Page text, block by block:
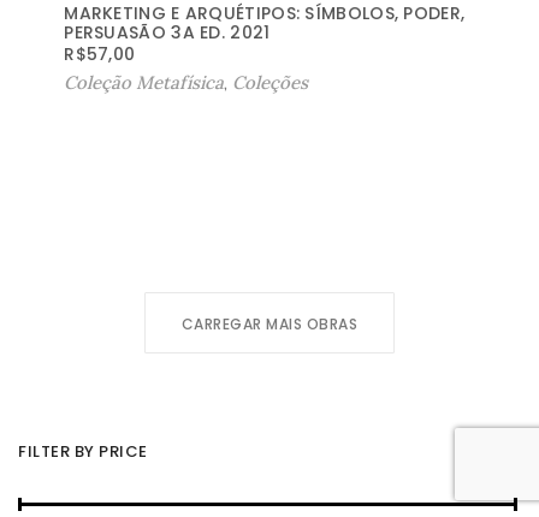
MARKETING E ARQUÉTIPOS: SÍMBOLOS, PODER,
PERSUASÃO 3A ED. 2021
R$57,00
Coleção Metafísica, Coleções
CARREGAR MAIS OBRAS
FILTER BY PRICE